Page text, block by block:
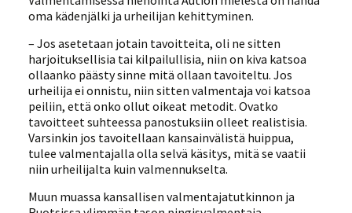
oma kädenjälki ja urheilijan kehittyminen.
– Jos asetetaan jotain tavoitteita, oli ne sitten
harjoituksellisia tai kilpailullisia, niin on kiva katsoa
ollaanko päästy sinne mitä ollaan tavoiteltu. Jos
urheilija ei onnistu, niin sitten valmentaja voi katsoa
peiliin, että onko ollut oikeat metodit. Ovatko
tavoitteet suhteessa panostuksiin olleet realistisia.
Varsinkin jos tavoitellaan kansainvälistä huippua,
tulee valmentajalla olla selvä käsitys, mitä se vaatii
niin urheilijalta kuin valmennukselta.
Muun muassa kansallisen valmentajatutkinnon ja